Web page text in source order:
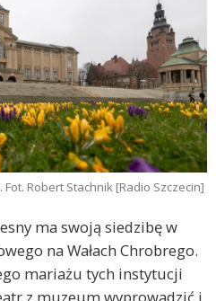
Robert Stachnik [Radio Szczecin]
ma swoją siedzibę w
na Wałach Chrobrego.
mariażu tych instytucji